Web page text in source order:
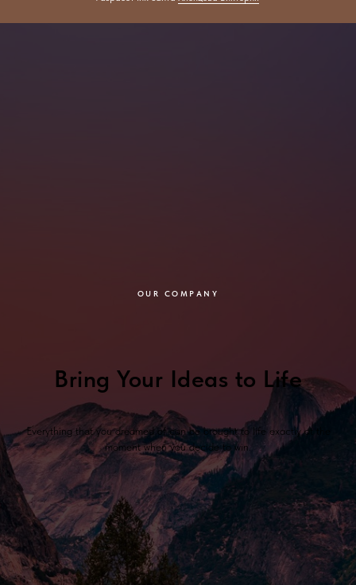
OUR COMPANY
Bring Your Ideas to Life
Everything that you dreamed of can be brought to life exactly at the
moment when you decide to win.